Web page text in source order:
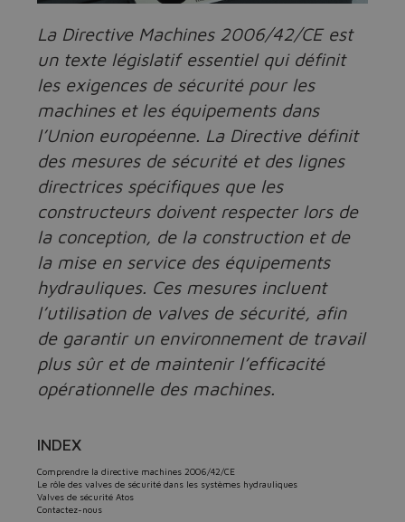
La Directive Machines 2006/42/CE est
un texte législatif essentiel qui définit
les exigences de sécurité pour les
machines et les équipements dans
l’Union européenne. La Directive définit
des mesures de sécurité et des lignes
directrices spécifiques que les
constructeurs doivent respecter lors de
la conception, de la construction et de
la mise en service des équipements
hydrauliques. Ces mesures incluent
l’utilisation de valves de sécurité, afin
de garantir un environnement de travail
plus sûr et de maintenir l’efficacité
opérationnelle des machines.
INDEX
Comprendre la directive machines 2006/42/CE
Le rôle des valves de sécurité dans les systèmes hydrauliques
Valves de sécurité Atos
Contactez-nous